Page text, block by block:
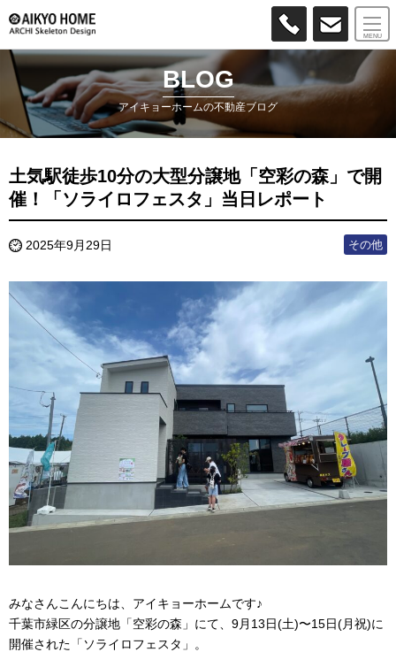
BLOG
アイキョーホームの不動産ブログ
土気駅徒歩10分の大型分譲地「空彩の森」で開
催！「ソライロフェスタ」当日レポート
2025年9月29日 その他
みなさんこんにちは、アイキョーホームです♪
千葉市緑区の分譲地「空彩の森」にて、9月13日(土)〜15日(月祝)に
開催された「ソライロフェスタ」。
MENU